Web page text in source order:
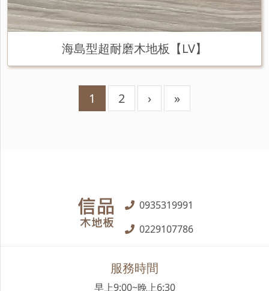
海島型超耐磨木地板【LV】
1 2 › »
0935319991
0229107786
服務時間
早上9:00~晚上6:30